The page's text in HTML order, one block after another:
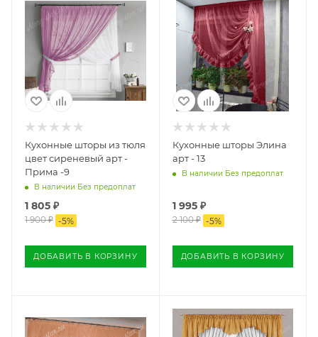
Кухонные шторы из тюля
цвет сиреневый арт -
Прима -9
В наличии Без предоплат
1 805 ₽
1 900₽ -5%
ДОБАВИТЬ В КОРЗИНУ
Кухонные шторы Элина
арт - 13
В наличии Без предоплат
1 995₽
2 100₽ -5%
ДОБАВИТЬ В КОРЗИНУ